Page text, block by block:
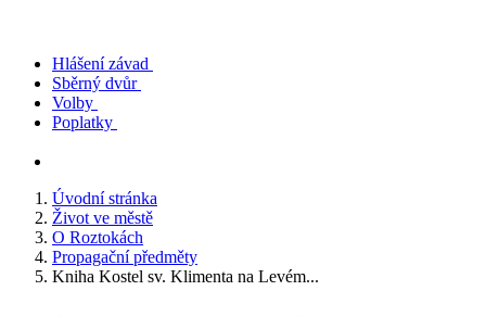
Hlášení závad
Sběrný dvůr
Volby
Poplatky
Úvodní stránka
Život ve městě
O Roztokách
Propagační předměty
Kniha Kostel sv. Klimenta na Levém...